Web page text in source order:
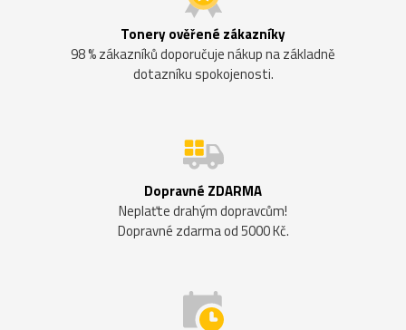
Tonery ověřené zákazníky
98 % zákazníků doporučuje nákup na základně
dotazníku spokojenosti.
Dopravné ZDARMA
Neplaťte drahým dopravcům!
Dopravné zdarma od 5000 Kč.